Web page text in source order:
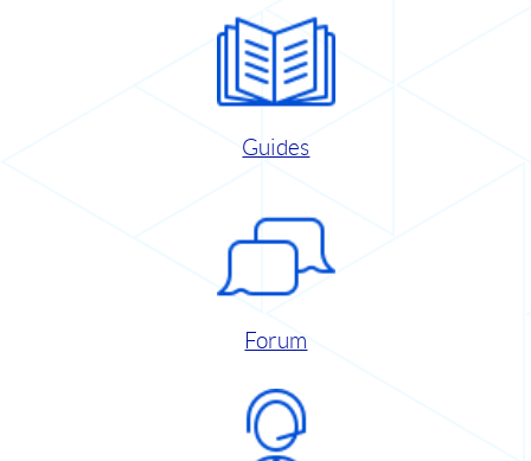
Guides
Forum